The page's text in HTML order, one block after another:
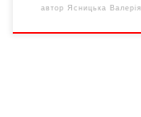
автор Ясницька Валерія